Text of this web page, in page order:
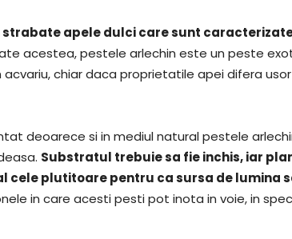
apele dulci care sunt
acestea, pestele arlechin este un peste
chiar daca proprietatile apei difera
deoarece si in mediul natural pestele
Substratul trebuie sa fie inchis, iar
cele plutitoare pentru ca sursa de lumina
in care acesti pesti pot inota in voie, in